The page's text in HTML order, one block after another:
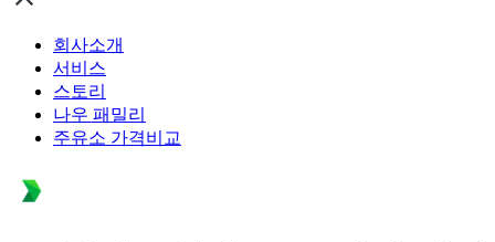
회사소개
서비스
스토리
나우 패밀리
주유소 가격비교